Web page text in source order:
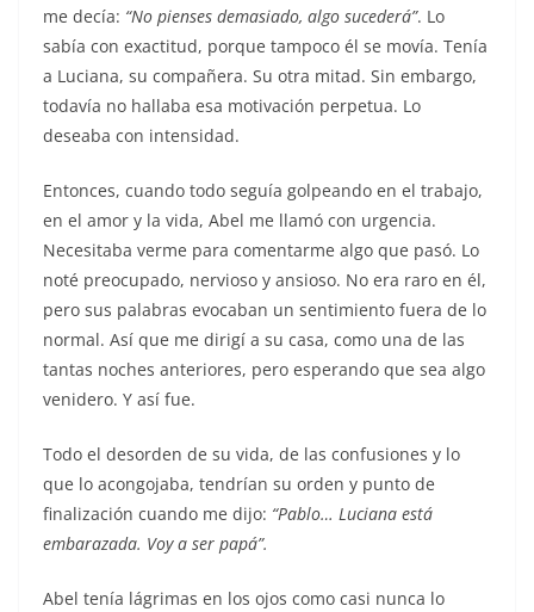
me decía: “No pienses demasiado, algo sucederá”. Lo
sabía con exactitud, porque tampoco él se movía. Tenía
a Luciana, su compañera. Su otra mitad. Sin embargo,
todavía no hallaba esa motivación perpetua. Lo
deseaba con intensidad.
Entonces, cuando todo seguía golpeando en el trabajo,
en el amor y la vida, Abel me llamó con urgencia.
Necesitaba verme para comentarme algo que pasó. Lo
noté preocupado, nervioso y ansioso. No era raro en él,
pero sus palabras evocaban un sentimiento fuera de lo
normal. Así que me dirigí a su casa, como una de las
tantas noches anteriores, pero esperando que sea algo
venidero. Y así fue.
Todo el desorden de su vida, de las confusiones y lo
que lo acongojaba, tendrían su orden y punto de
finalización cuando me dijo: “Pablo… Luciana está
embarazada. Voy a ser papá”.
Abel tenía lágrimas en los ojos como casi nunca lo